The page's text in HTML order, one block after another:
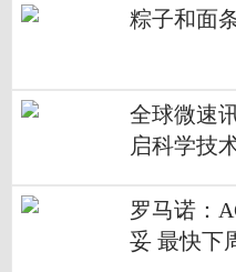
粽子和面
全球微速
启科学技
罗马诺：
妥 最快下